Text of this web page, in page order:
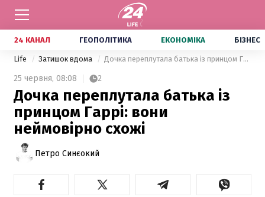
24 КАНАЛ ГЕОПОЛІТИКА ЕКОНОМІКА БІЗНЕС
Life Затишок вдома Дочка переплутала батька із принцом Гаррі: вони неймовірно схожі
25 червня, 08:08 2
Дочка переплутала батька із
принцом Гаррі: вони
неймовірно схожі
Петро Синєокий